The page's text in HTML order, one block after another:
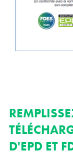
D'EPD ET